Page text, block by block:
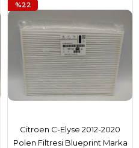
Citroen C-Elyse 2012-2020
Polen Filtresi Blueprint Marka
%22